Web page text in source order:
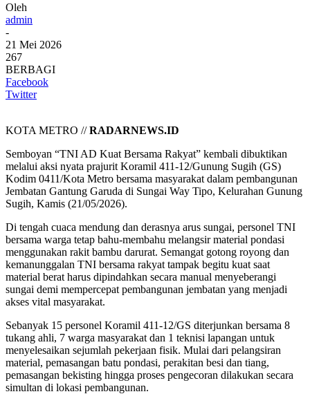
Oleh
admin
-
21 Mei 2026
267
BERBAGI
Facebook
Twitter
KOTA METRO //RADARNEWS.ID
Semboyan “TNI AD Kuat Bersama Rakyat” kembali dibuktikan
melalui aksi nyata prajurit Koramil 411-12/Gunung Sugih (GS)
Kodim 0411/Kota Metro bersama masyarakat dalam pembangunan
Jembatan Gantung Garuda di Sungai Way Tipo, Kelurahan Gunung
Sugih, Kamis (21/05/2026).
Di tengah cuaca mendung dan derasnya arus sungai, personel TNI
bersama warga tetap bahu-membahu melangsir material pondasi
menggunakan rakit bambu darurat. Semangat gotong royong dan
kemanunggalan TNI bersama rakyat tampak begitu kuat saat
material berat harus dipindahkan secara manual menyeberangi
sungai demi mempercepat pembangunan jembatan yang menjadi
akses vital masyarakat.
Sebanyak 15 personel Koramil 411-12/GS diterjunkan bersama 8
tukang ahli, 7 warga masyarakat dan 1 teknisi lapangan untuk
menyelesaikan sejumlah pekerjaan fisik. Mulai dari pelangsiran
material, pemasangan batu pondasi, perakitan besi dan tiang,
pemasangan bekisting hingga proses pengecoran dilakukan secara
simultan di lokasi pembangunan.